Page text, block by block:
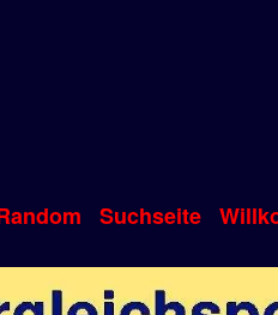
Suchseite